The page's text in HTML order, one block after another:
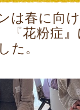
は春に向
『花粉症
た。